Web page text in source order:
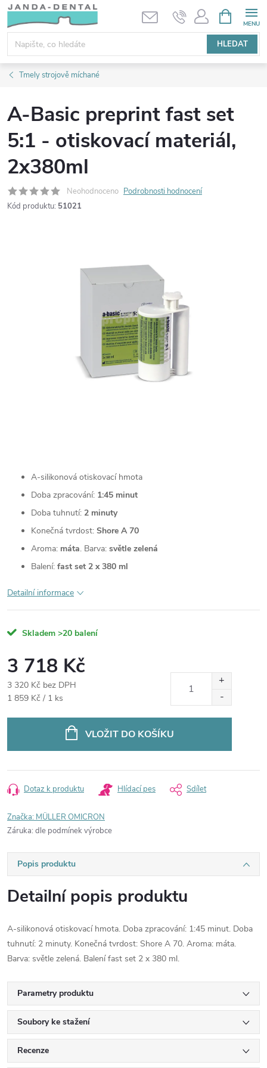
Přejít
obsah
HLEDAT
NÁKUPNÍ
KOŠÍK
Tmely strojově míchané
A-Basic preprint fast set
5:1 - otiskovací materiál,
2x380ml
Neohodnoceno Podrobnosti hodnocení
Kód produktu: 51021
A-silikonová otiskovací hmota
Doba zpracování: 1:45 minut
Doba tuhnutí: 2 minuty
Konečná tvrdost: Shore A 70
Aroma: máta. Barva: světle zelená
Balení: fast set 2 x 380 ml
Detailní informace
Skladem >20 balení
3 718 Kč
3 320 Kč bez DPH
Měrná
1 859 Kč / 1 ks
VLOŽIT DO KOŠÍKU
Dotaz k produktu Hlídací pes Sdílet
Značka: MÜLLER OMICRON
Záruka: dle podmínek výrobce
Popis produktu
Detailní popis produktu
A-silikonová otiskovací hmota. Doba zpracování: 1:45 minut. Doba
tuhnutí: 2 minuty. Konečná tvrdost: Shore A 70. Aroma: máta.
Barva: světle zelená. Balení fast set 2 x 380 ml.
Parametry produktu
Soubory ke stažení
Recenze